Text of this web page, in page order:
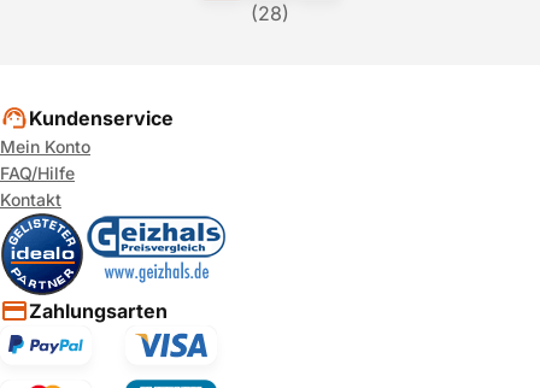
(28)
Kundenservice
Mein Konto
FAQ/Hilfe
Kontakt
Zahlungsarten